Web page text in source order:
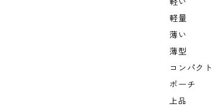
軽量
薄い
薄型
コンパクト
ポーチ
上品